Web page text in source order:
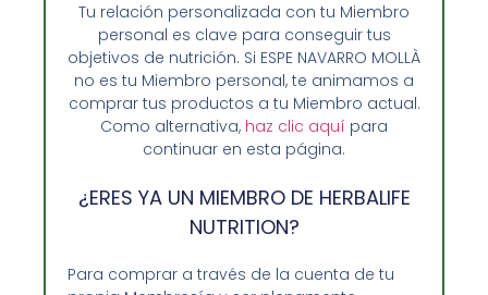
Sobre Nosotros y Herbalife
Ventajas de Comprar en Enformaherbal.com
Tu relación personalizada con tu Miembro
personal es clave para conseguir tus
objetivos de nutrición. Si ESPE NAVARRO MOLLÀ
no es tu Miembro personal, te animamos a
comprar tus productos a tu Miembro actual.
Como alternativa, haz clic aquí para
continuar en esta página.
¿ERES YA UN MIEMBRO DE HERBALIFE
NUTRITION?
Para comprar a través de la cuenta de tu